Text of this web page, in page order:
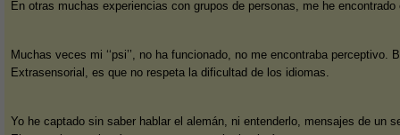
En otras muchas experiencias con grupos de personas, me he
Muchas veces mi ‘‘psi’’, no ha funcionado, no me encontraba
Extrasensorial, es que no respeta la dificultad de los idiomas.
Yo he captado sin saber hablar el alemán, ni entenderlo, mensajes de un